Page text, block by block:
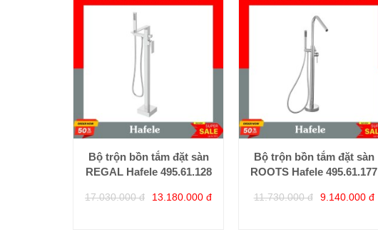
Bộ trộn bồn tắm đặt sàn
REGAL Hafele 495.61.128
17.030.000 đ 13.180.000 đ
Bộ trộn bồn tắm đặt sàn
ROOTS Hafele 495.61.177
11.730.000 đ 9.140.000 đ